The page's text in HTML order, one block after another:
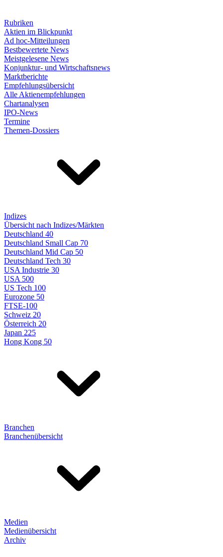
Rubriken
Aktien im Blickpunkt
Ad hoc-Mitteilungen
Bestbewertete News
Meistgelesene News
Konjunktur- und Wirtschaftsnews
Marktberichte
Empfehlungsübersicht
Alle Aktienempfehlungen
Chartanalysen
IPO-News
Termine
Themen-Dossiers
Indizes
Übersicht nach Indizes/Märkten
Deutschland 40
Deutschland Small Cap 70
Deutschland Mid Cap 50
Deutschland Tech 30
USA Industrie 30
USA 500
US Tech 100
Eurozone 50
FTSE-100
Schweiz 20
Österreich 20
Japan 225
Hong Kong 50
Branchen
Branchenübersicht
Medien
Medienübersicht
Archiv